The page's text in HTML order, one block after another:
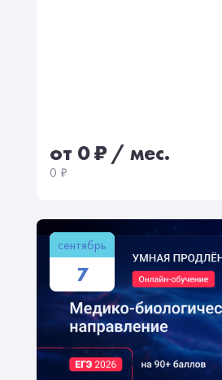
от 0₽/ мес.
0 ₽
сентябрь
7